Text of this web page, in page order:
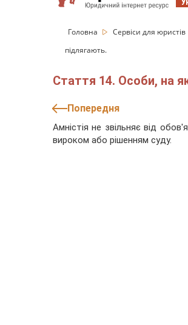
Головна Сервіси для юристів
підлягають.
Стаття 14. Особи, на
Попередня
Амністія не звільняє від
вироком або рішенням суду.